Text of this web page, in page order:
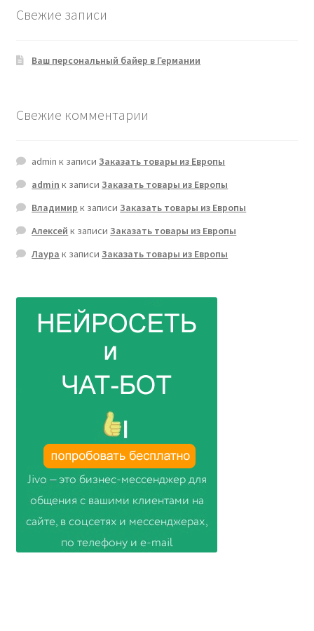
Свежие записи
Ваш персональный байер в Германии
Свежие комментарии
admin к записиЗаказать товары из Европы
admin к записиЗаказать товары из Европы
Владимир к записиЗаказать товары из Европы
Алексей к записиЗаказать товары из Европы
Лаура к записиЗаказать товары из Европы